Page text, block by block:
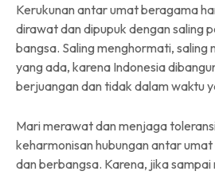
Kerukunan antar umat beragama
dirawat dan dipupuk dengan saling
bangsa. Saling menghormati, saling
yang ada, karena Indonesia
berjuangan dan tidak dalam waktu
Mari merawat dan menjaga
keharmonisan hubungan antar
dan berbangsa. Karena, jika